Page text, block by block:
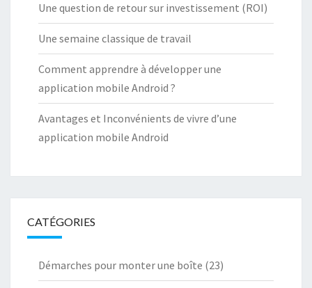
Une question de retour sur investissement (ROI)
Une semaine classique de travail
Comment apprendre à développer une
application mobile Android ?
Avantages et Inconvénients de vivre d’une
application mobile Android
CATÉGORIES
Démarches pour monter une boîte (23)